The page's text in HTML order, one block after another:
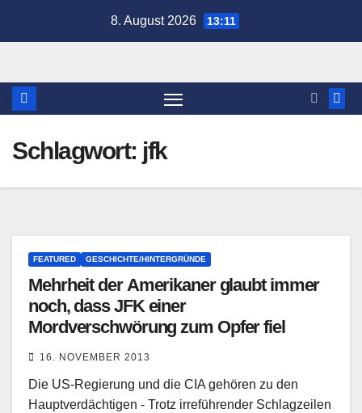
8. August 2026 13:11
Schlagwort: jfk
FEATURED GESCHICHTE/HINTERGRÜNDE
Mehrheit der Amerikaner glaubt immer
noch, dass JFK einer
Mordverschwörung zum Opfer fiel
16. NOVEMBER 2013
Die US-Regierung und die CIA gehören zu den
Hauptverdächtigen - Trotz irreführender Schlagzeilen